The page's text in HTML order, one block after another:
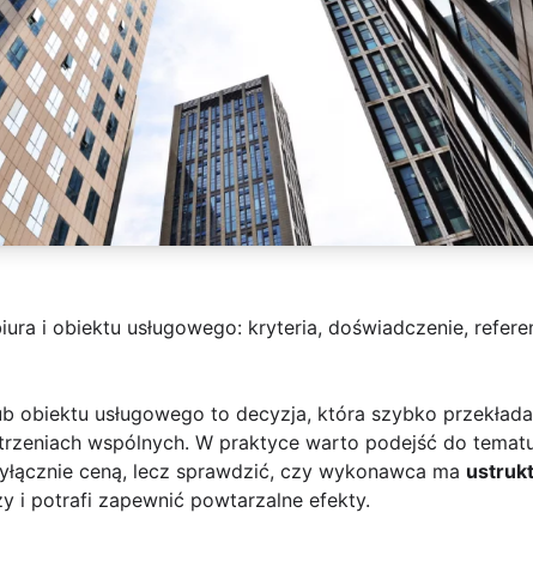
i obiektu usługowego: kryteria, doświadczenie,
obiektu usługowego to decyzja, która szybko
wspólnych. W praktyce warto podejść do
ceną, lecz sprawdzić, czy wykonawca ma
i potrafi zapewnić powtarzalne efekty.